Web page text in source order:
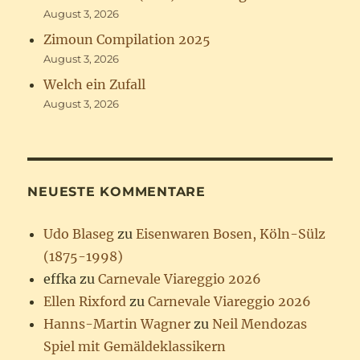
August 3, 2026
Zimoun Compilation 2025
August 3, 2026
Welch ein Zufall
August 3, 2026
NEUESTE KOMMENTARE
Udo Blaseg zuEisenwaren Bosen, Köln-Sülz
(1875-1998)
effka zuCarnevale Viareggio 2026
Ellen Rixford zuCarnevale Viareggio 2026
Hanns-Martin Wagner zuNeil Mendozas
Spiel mit Gemäldeklassikern